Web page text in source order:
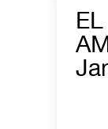
EL